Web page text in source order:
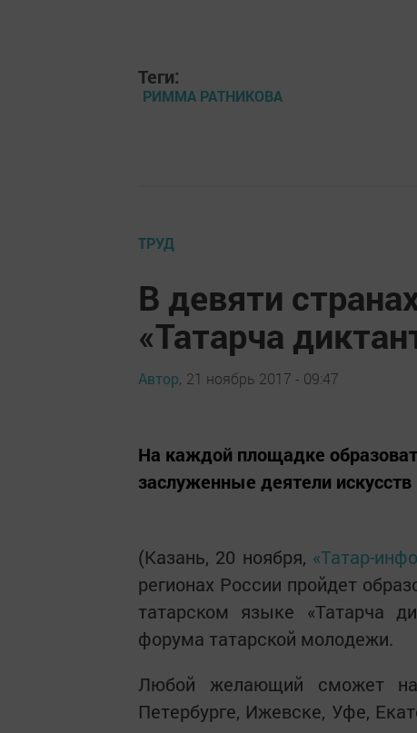
Теги:
РИММА РАТНИКОВА
ТРУД
В девяти
«Татарча
Автор, 21 ноябрь 2017 - 09:47
На каждой площадке
заслуженные деятели
(Казань, 20 ноября, «Татар-
регионах России пройдет
татарском языке «Татарча
форума татарской молодежи.
Любой желающий сможет
Петербурге, Ижевске, Уфе,